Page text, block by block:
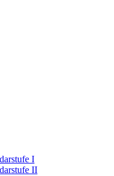
I
II